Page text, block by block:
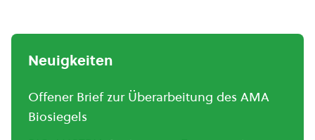
Neuigkeiten
Offener Brief zur Überarbeitung des AMA
Biosiegels